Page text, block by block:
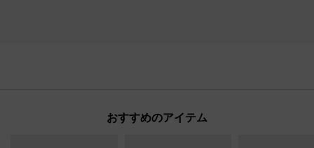
おすすめのアイテム